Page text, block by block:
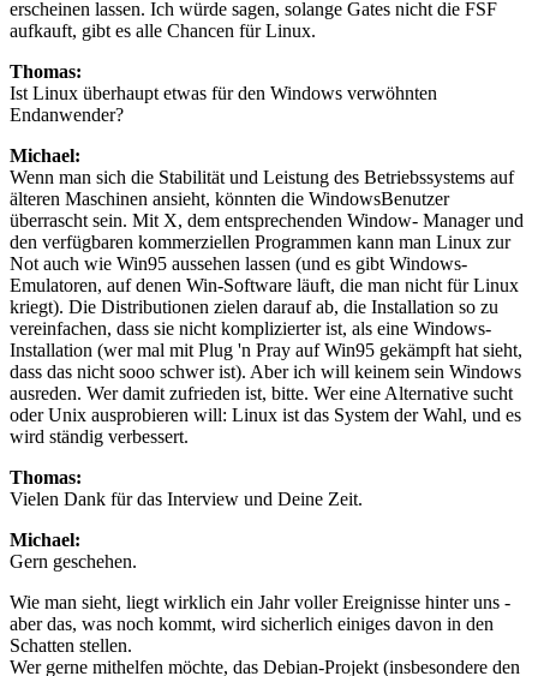
erscheinen lassen. Ich würde sagen, solange Gates nicht die FSF
aufkauft, gibt es alle Chancen für Linux.
Thomas:
Ist Linux überhaupt etwas für den Windows verwöhnten
Endanwender?
Michael:
Wenn man sich die Stabilität und Leistung des Betriebssystems auf
älteren Maschinen ansieht, könnten die WindowsBenutzer
überrascht sein. Mit X, dem entsprechenden Window- Manager und
den verfügbaren kommerziellen Programmen kann man Linux zur
Not auch wie Win95 aussehen lassen (und es gibt Windows-
Emulatoren, auf denen Win-Software läuft, die man nicht für Linux
kriegt). Die Distributionen zielen darauf ab, die Installation so zu
vereinfachen, dass sie nicht komplizierter ist, als eine Windows-
Installation (wer mal mit Plug 'n Pray auf Win95 gekämpft hat sieht,
dass das nicht sooo schwer ist). Aber ich will keinem sein Windows
ausreden. Wer damit zufrieden ist, bitte. Wer eine Alternative sucht
oder Unix ausprobieren will: Linux ist das System der Wahl, und es
wird ständig verbessert.
Thomas:
Vielen Dank für das Interview und Deine Zeit.
Michael:
Gern geschehen.
Wie man sieht, liegt wirklich ein Jahr voller Ereignisse hinter uns -
aber das, was noch kommt, wird sicherlich einiges davon in den
Schatten stellen.
Wer gerne mithelfen möchte, das Debian-Projekt (insbesondere den